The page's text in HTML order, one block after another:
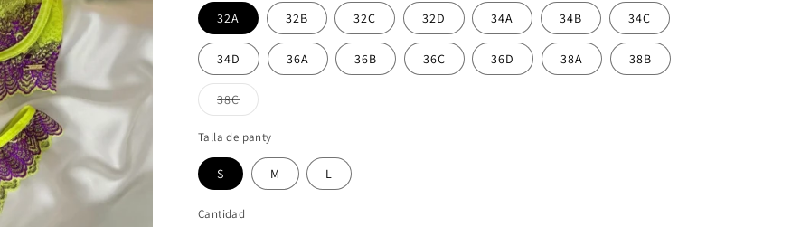
32A 32B 32C 32D 34A 34B 34C
34D 36A 36B 36C 36D 38A 38B
38CVariante
agotada
no
disponible
Talla de panty
S M L
Cantidad